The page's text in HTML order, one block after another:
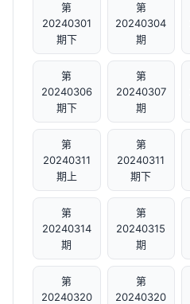
第
20240301
期下
第
20240304
期
第
20240306
期下
第
20240307
期
第
20240311
期上
第
20240311
期下
第
20240314
期
第
20240315
期
第
20240320
第
20240320